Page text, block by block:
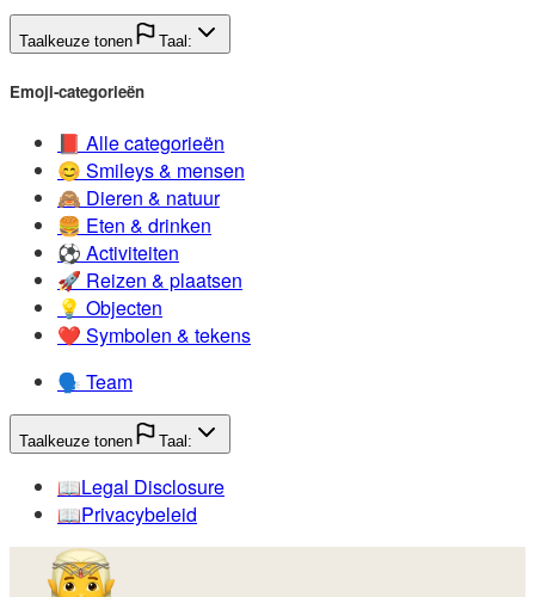
Taalkeuze tonen Taal:
Emoji-categorieën
📕️ Alle categorieën
😊️ Smileys & mensen
🙈️ Dieren & natuur
🍔️ Eten & drinken
⚽️ Activiteiten
🚀️ Reizen & plaatsen
💡️ Objecten
❤️ Symbolen & tekens
🗣️ Team
Taalkeuze tonen Taal:
📖️Legal Disclosure
📖️Privacybeleid